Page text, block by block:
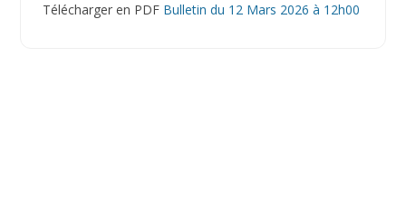
Télécharger en PDF Bulletin du 12 Mars 2026 à 12h00